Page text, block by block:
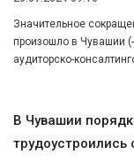
Значительное
произошло в Чувашии
аудиторско-
В Чувашии
трудоустроились